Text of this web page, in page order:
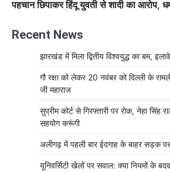
पहचान छिपाकर हिंदू युवती से शादी का आरोप,
Recent News
झारखंड में मिला द्वितीय विश्वयुद्ध का बम,
गौ रक्षा को लेकर 20 नवंबर को दिल्ली के
जी महाराज
सुप्रीम कोर्ट से गिरफ्तारी पर रोक, नेहा सिंह
सहयोग करूंगी
अलीगढ़ में पहली बार ईदगाह के बाहर सड़क
यूनिवर्सिटी खेलों पर सवाल: क्या नियमों के